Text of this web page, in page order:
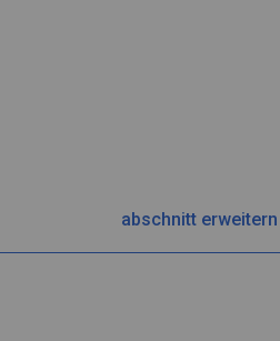
abschnitt erweitern